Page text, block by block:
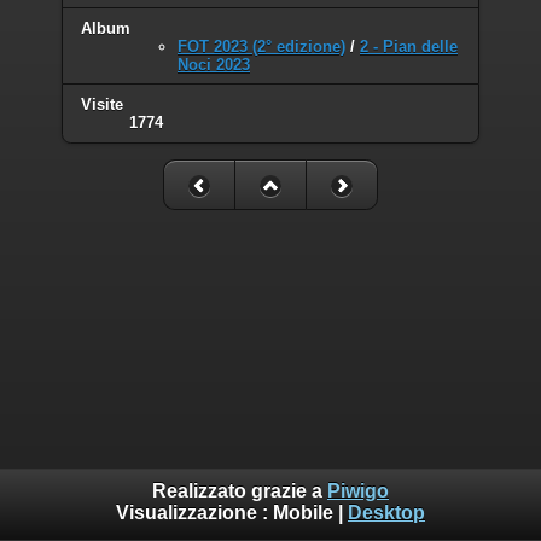
Album
FOT 2023 (2° edizione) / 2 - Pian delle
Noci 2023
Visite
1774
Realizzato grazie a Piwigo
Visualizzazione : Mobile Desktop